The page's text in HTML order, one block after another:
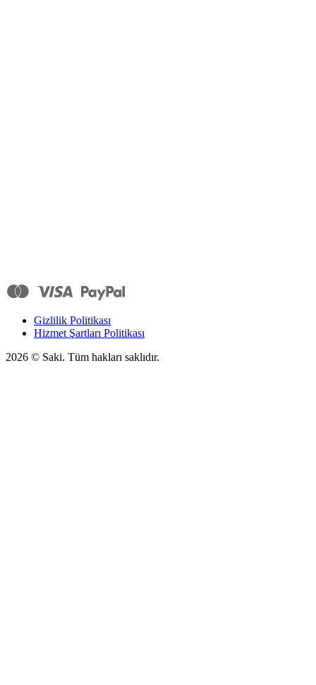
Gizlilik Politikası
Hizmet Şartları Politikası
2026 © Saki. Tüm hakları saklıdır.